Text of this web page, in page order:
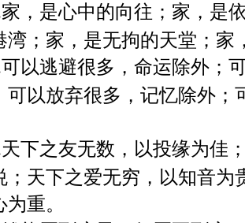
家，是心中的向往；家，是
湾；家，是无拘的天堂；家
可以逃避很多，命运除外；
可以放弃很多，记忆除外；
天下之友无数，以投缘为佳
；天下之爱无穷，以知音为
重。